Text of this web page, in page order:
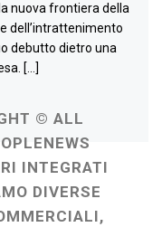
nuova frontiera della
dell’intrattenimento
debutto dietro una
[…]
© ALL
INTEGRATI
DIVERSE